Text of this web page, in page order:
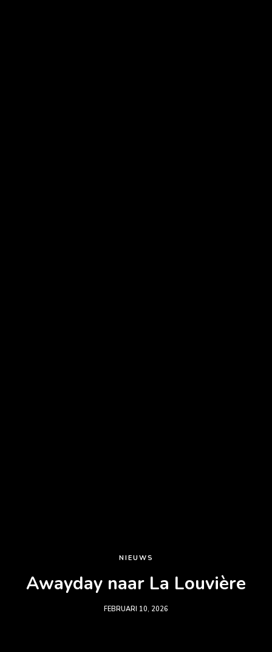
NIEUWS
Awayday naar La Louvière
FEBRUARI 10, 2026